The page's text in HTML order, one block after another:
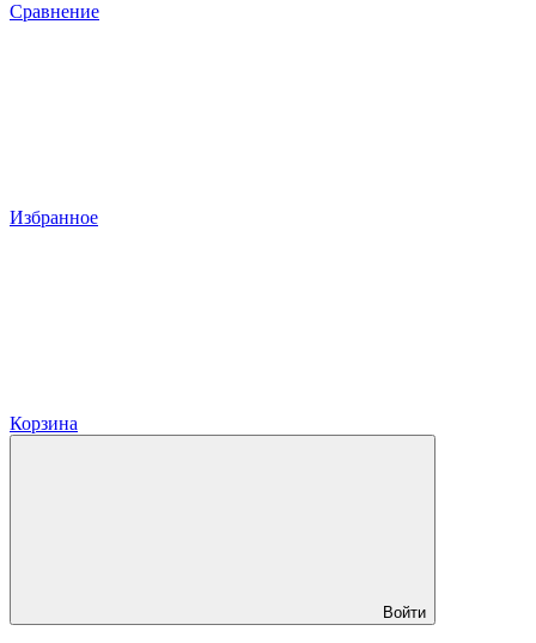
Сравнение
Избранное
Корзина
Войти